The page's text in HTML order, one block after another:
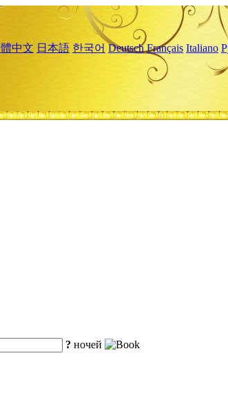
中文 日本語 한국어 Deutsch Français Italiano
? ночей